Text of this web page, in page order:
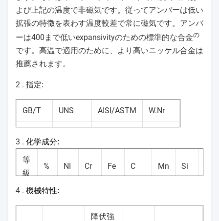
よび上記の温度で非磁気です。従ってアンバーは低い
拡張の特徴を表わす温度較差で常に磁気です。アンバ
ーは400まで低いexpansivityのための標準的な合金の
です。高温で適用のために、より高いニッケル合金は
推薦されます。
2 . 指定:
GB/T UNS AISI/ASTM W.Nr
4J36
3 . 化学成分:
等
級
% NI Cr Fe C Mn Si
ア
ン
4 . 機械特性:
降伏強